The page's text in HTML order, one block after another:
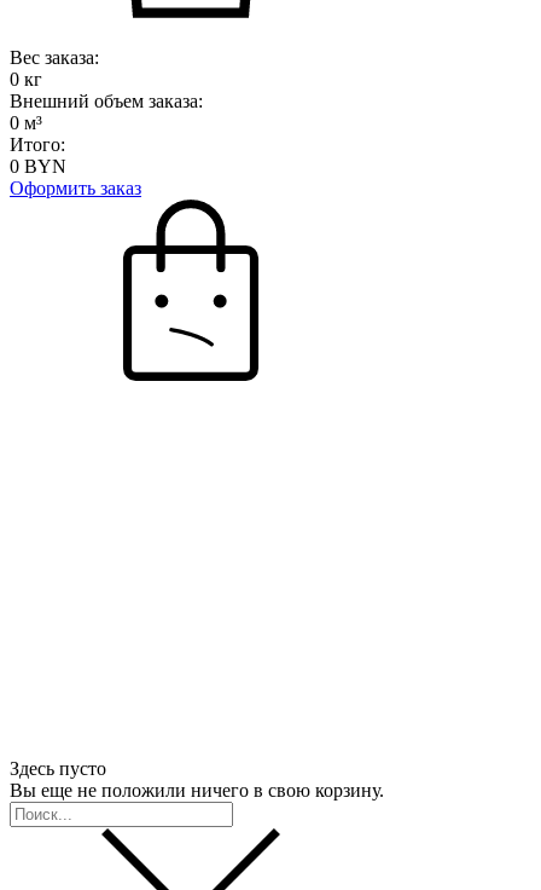
Вес заказа:
0 кг
Внешний объем заказа:
0 м³
Итого:
0 BYN
Оформить заказ
Здесь пусто
Вы еще не положили ничего в свою корзину.